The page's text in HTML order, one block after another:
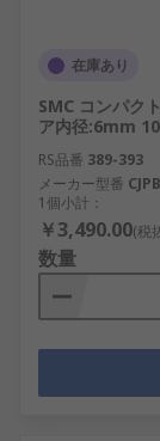
在庫あり
SMC コンパク
ア内径:6mm
RS品番 389-393
メーカー型番
1個小計：
￥3,490.00(税
数量